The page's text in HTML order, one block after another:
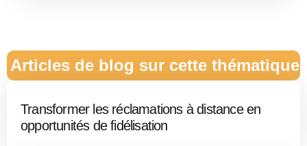
Articles de blog sur cette thématique
Transformer les réclamations à distance en
opportunités de fidélisation